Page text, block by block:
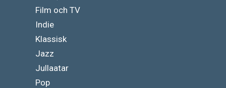
Film och TV
Indie
Klassisk
Jazz
Jullaatar
Pop